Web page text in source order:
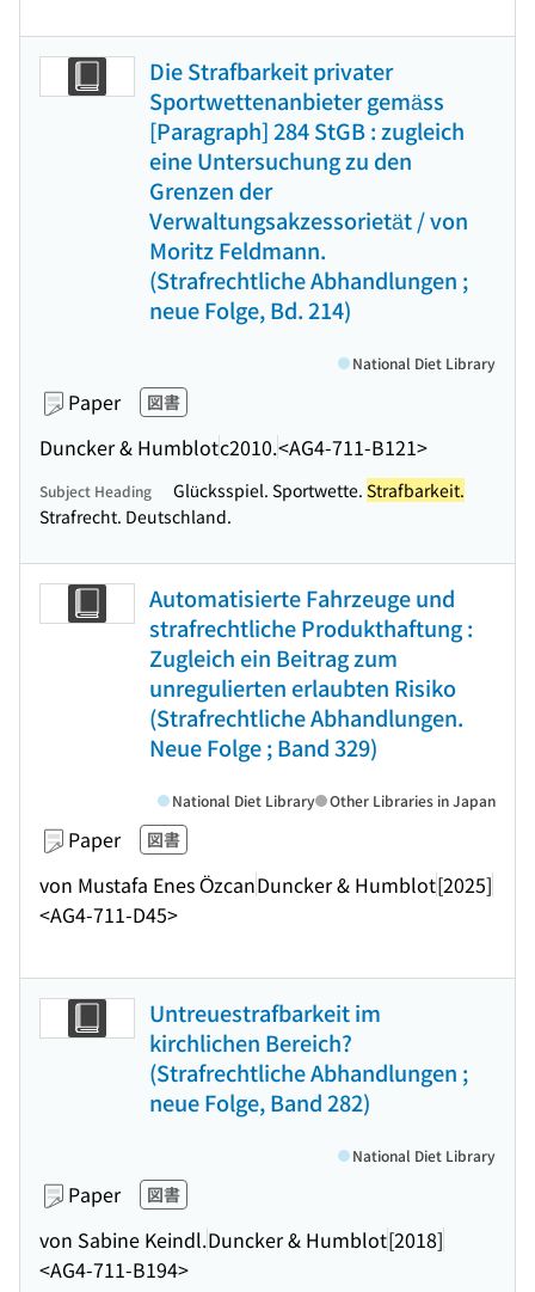
Die Strafbarkeit privater
Sportwettenanbieter gemäss
[Paragraph] 284 StGB : zugleich
eine Untersuchung zu den
Grenzen der
Verwaltungsakzessorietät / von
Moritz Feldmann.
(Strafrechtliche Abhandlungen ;
neue Folge, Bd. 214)
Paper 図書
Duncker & Humblotc2010.<AG4-711-B121>
National Diet Library
Subject Heading Glücksspiel. Sportwette. Strafbarkeit.
Strafrecht. Deutschland.
Automatisierte Fahrzeuge und
strafrechtliche Produkthaftung :
Zugleich ein Beitrag zum
unregulierten erlaubten Risiko
(Strafrechtliche Abhandlungen.
Neue Folge ; Band 329)
Paper 図書
von Mustafa Enes ÖzcanDuncker & Humblot[2025]
<AG4-711-D45>
National Diet Library Other Libraries in Japan
Untreuestrafbarkeit im
kirchlichen Bereich?
(Strafrechtliche Abhandlungen ;
neue Folge, Band 282)
Paper 図書
von Sabine Keindl.Duncker & Humblot[2018]
<AG4-711-B194>
National Diet Library